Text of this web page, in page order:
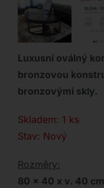
Luxusní oválný
bronzovou
bronzovými skly.
Skladem: 1 ks
Stav: Nový
Rozměry:
80 x 40 x v. 40 cm